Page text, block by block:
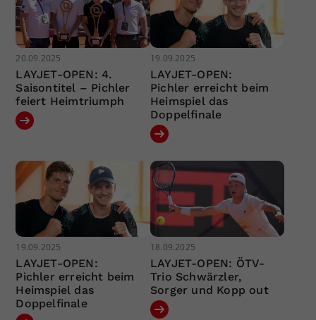
20.09.2025
LAYJET-OPEN: 4.
Saisontitel – Pichler
feiert Heimtriumph
19.09.2025
LAYJET-OPEN:
Pichler erreicht beim
Heimspiel das
Doppelfinale
19.09.2025
LAYJET-OPEN:
Pichler erreicht beim
Heimspiel das
Doppelfinale
18.09.2025
LAYJET-OPEN: ÖTV-
Trio Schwärzler,
Sorger und Kopp out